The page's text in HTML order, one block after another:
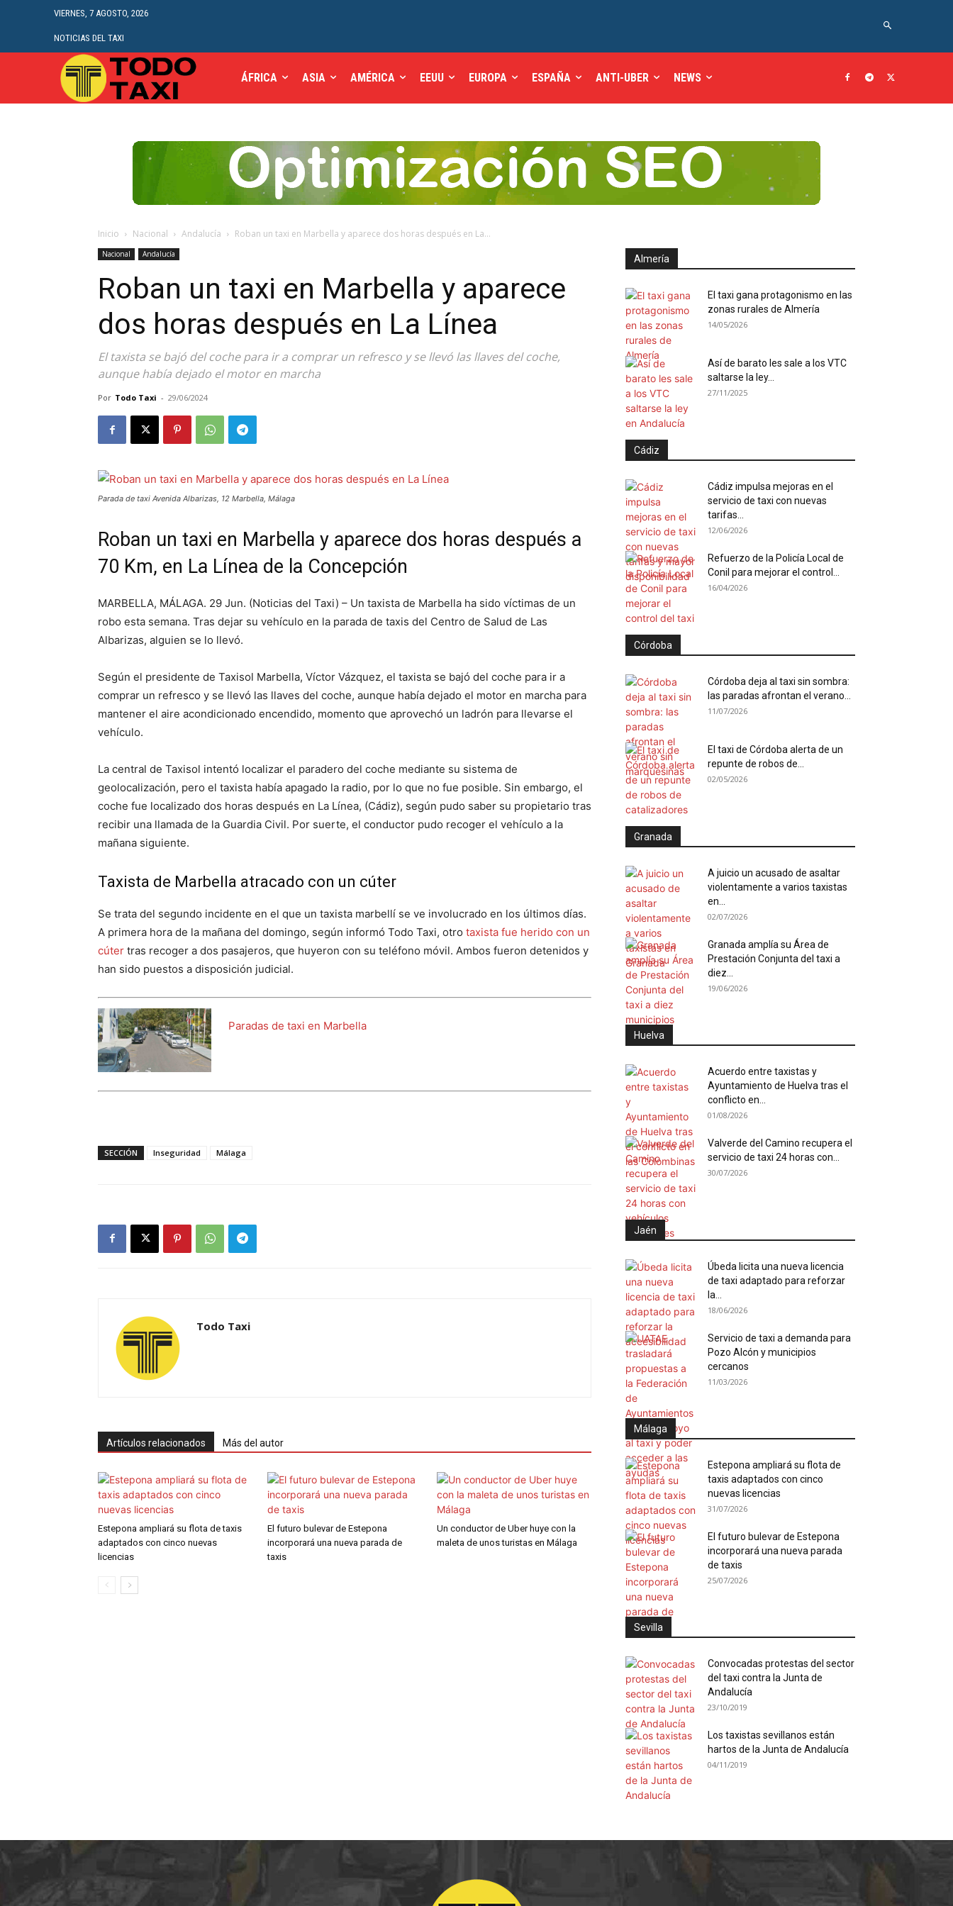
VIERNES, 7 AGOSTO, 2026
NOTICIAS DEL TAXI
ÁFRICA ASIA AMÉRICA EEUU EUROPA ESPAÑA ANTI-UBER NEWS
Inicio Nacional Andalucía Roban un taxi en Marbella y aparece dos horas después en La...
Nacional Andalucía
Roban un taxi en Marbella y aparece
dos horas después en La Línea
El taxista se bajó del coche para ir a comprar un refresco y se llevó las llaves del coche,
aunque había dejado el motor en marcha
Por Todo Taxi - 29/06/2024
Parada de taxi Avenida Albarizas, 12 Marbella, Málaga
Roban un taxi en Marbella y aparece dos horas después a
70 Km, en La Línea de la Concepción
MARBELLA, MÁLAGA. 29 Jun. (Noticias del Taxi) – Un taxista de Marbella ha sido víctimas de un
robo esta semana. Tras dejar su vehículo en la parada de taxis del Centro de Salud de Las
Albarizas, alguien se lo llevó.
Según el presidente de Taxisol Marbella, Víctor Vázquez, el taxista se bajó del coche para ir a
comprar un refresco y se llevó las llaves del coche, aunque había dejado el motor en marcha para
mantener el aire acondicionado encendido, momento que aprovechó un ladrón para llevarse el
vehículo.
La central de Taxisol intentó localizar el paradero del coche mediante su sistema de
geolocalización, pero el taxista había apagado la radio, por lo que no fue posible. Sin embargo, el
coche fue localizado dos horas después en La Línea, (Cádiz), según pudo saber su propietario tras
recibir una llamada de la Guardia Civil. Por suerte, el conductor pudo recoger el vehículo a la
mañana siguiente.
Taxista de Marbella atracado con un cúter
Se trata del segundo incidente en el que un taxista marbellí se ve involucrado en los últimos días.
A primera hora de la mañana del domingo, según informó Todo Taxi, otro taxista fue herido con un
cúter tras recoger a dos pasajeros, que huyeron con su teléfono móvil. Ambos fueron detenidos y
han sido puestos a disposición judicial.
Paradas de taxi en Marbella
SECCIÓN Inseguridad Málaga
Todo Taxi
Artículos relacionados Más del autor
Estepona ampliará su flota de taxis
adaptados con cinco nuevas
licencias
El futuro bulevar de Estepona
incorporará una nueva parada de
taxis
Un conductor de Uber huye con la
maleta de unos turistas en Málaga
Almería
El taxi gana protagonismo en las
zonas rurales de Almería
14/05/2026
Así de barato les sale a los VTC
saltarse la ley...
27/11/2025
Cádiz
Cádiz impulsa mejoras en el
servicio de taxi con nuevas
tarifas...
12/06/2026
Refuerzo de la Policía Local de
Conil para mejorar el control...
16/04/2026
Córdoba
Córdoba deja al taxi sin sombra:
las paradas afrontan el verano...
11/07/2026
El taxi de Córdoba alerta de un
repunte de robos de...
02/05/2026
Granada
A juicio un acusado de asaltar
violentamente a varios taxistas
en...
02/07/2026
Granada amplía su Área de
Prestación Conjunta del taxi a
diez...
19/06/2026
Huelva
Acuerdo entre taxistas y
Ayuntamiento de Huelva tras el
conflicto en...
01/08/2026
Valverde del Camino recupera el
servicio de taxi 24 horas con...
30/07/2026
Jaén
Úbeda licita una nueva licencia
de taxi adaptado para reforzar
la...
18/06/2026
Servicio de taxi a demanda para
Pozo Alcón y municipios
cercanos
11/03/2026
Málaga
Estepona ampliará su flota de
taxis adaptados con cinco
nuevas licencias
31/07/2026
El futuro bulevar de Estepona
incorporará una nueva parada
de taxis
25/07/2026
Sevilla
Convocadas protestas del sector
del taxi contra la Junta de
Andalucía
23/10/2019
Los taxistas sevillanos están
hartos de la Junta de Andalucía
04/11/2019